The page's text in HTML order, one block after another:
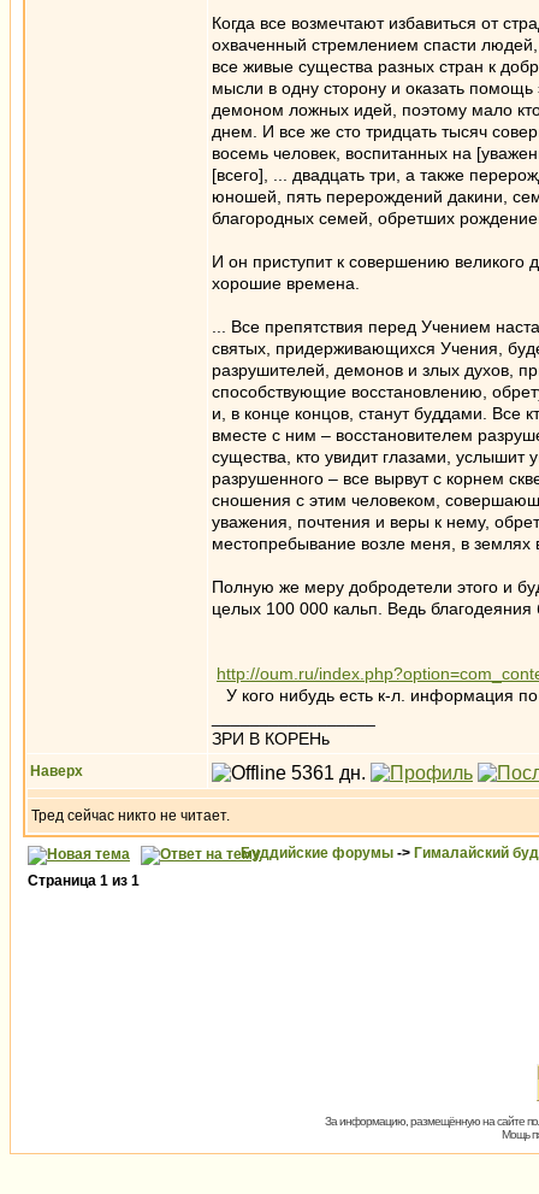
Когда все возмечтают избавиться от
охваченный стремлением спасти
все живые существа разных стран к
мысли в одну сторону и оказать
демоном ложных идей, поэтому мало кто
днем. И все же сто тридцать тысяч
восемь человек, воспитанных на
[всего], ... двадцать три, а также
юношей, пять перерождений дакини,
благородных семей, обретших
И он приступит к совершению великого
хорошие времена.
... Все препятствия перед Учением
святых, придерживающихся Учения,
разрушителей, демонов и злых духов,
способствующие восстановлению,
и, в конце концов, станут буддами. Все
вместе с ним – восстановителем
существа, кто увидит глазами, услышит
разрушенного – все вырвут с корнем
сношения с этим человеком,
уважения, почтения и веры к нему,
местопребывание возле меня, в землях
Полную же меру добродетели этого и
целых 100 000 кальп. Ведь
http://oum.ru/
У кого нибудь есть к-л. информация по
ЗРИ В КОРЕНь
Наверх
Тред сейчас никто не читает.
Буддийские форумы -> Гималайский
Страница 1 из 1
За информацию, размещённую на сайте
Мощь